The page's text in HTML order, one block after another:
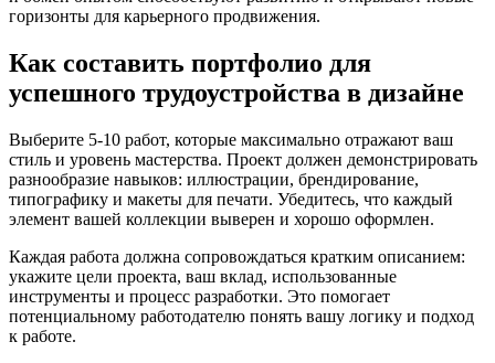
горизонты для карьерного продвижения.
Как составить портфолио для
успешного трудоустройства в дизайне
Выберите 5-10 работ, которые максимально отражают ваш
стиль и уровень мастерства. Проект должен демонстрировать
разнообразие навыков: иллюстрации, брендирование,
типографику и макеты для печати. Убедитесь, что каждый
элемент вашей коллекции выверен и хорошо оформлен.
Каждая работа должна сопровождаться кратким описанием:
укажите цели проекта, ваш вклад, использованные
инструменты и процесс разработки. Это помогает
потенциальному работодателю понять вашу логику и подход
к работе.